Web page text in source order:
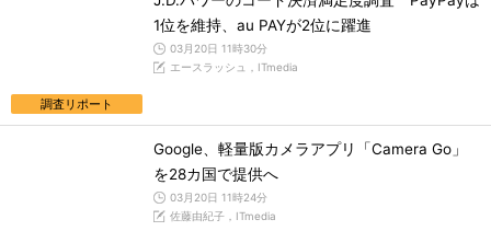
調査リポート
1位を維持、au PAYが2位に躍進
03月20日 11時30分
エースラッシュ，ITmedia
Google、軽量版カメラアプリ「Camera Go」
を28カ国で提供へ
03月20日 11時24分
佐藤由紀子，ITmedia